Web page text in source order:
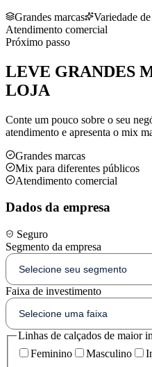
Grandes marcas
Variedade
Atendimento comercial
Próximo passo
LEVE GRANDES
LOJA
Conte um pouco sobre o seu
atendimento e apresenta o mix
Grandes marcas
Mix para diferentes públicos
Atendimento comercial
Dados da empresa
Seguro
Segmento da empresa
Faixa de investimento
Linhas de calçados de maior
Feminino
Masculino